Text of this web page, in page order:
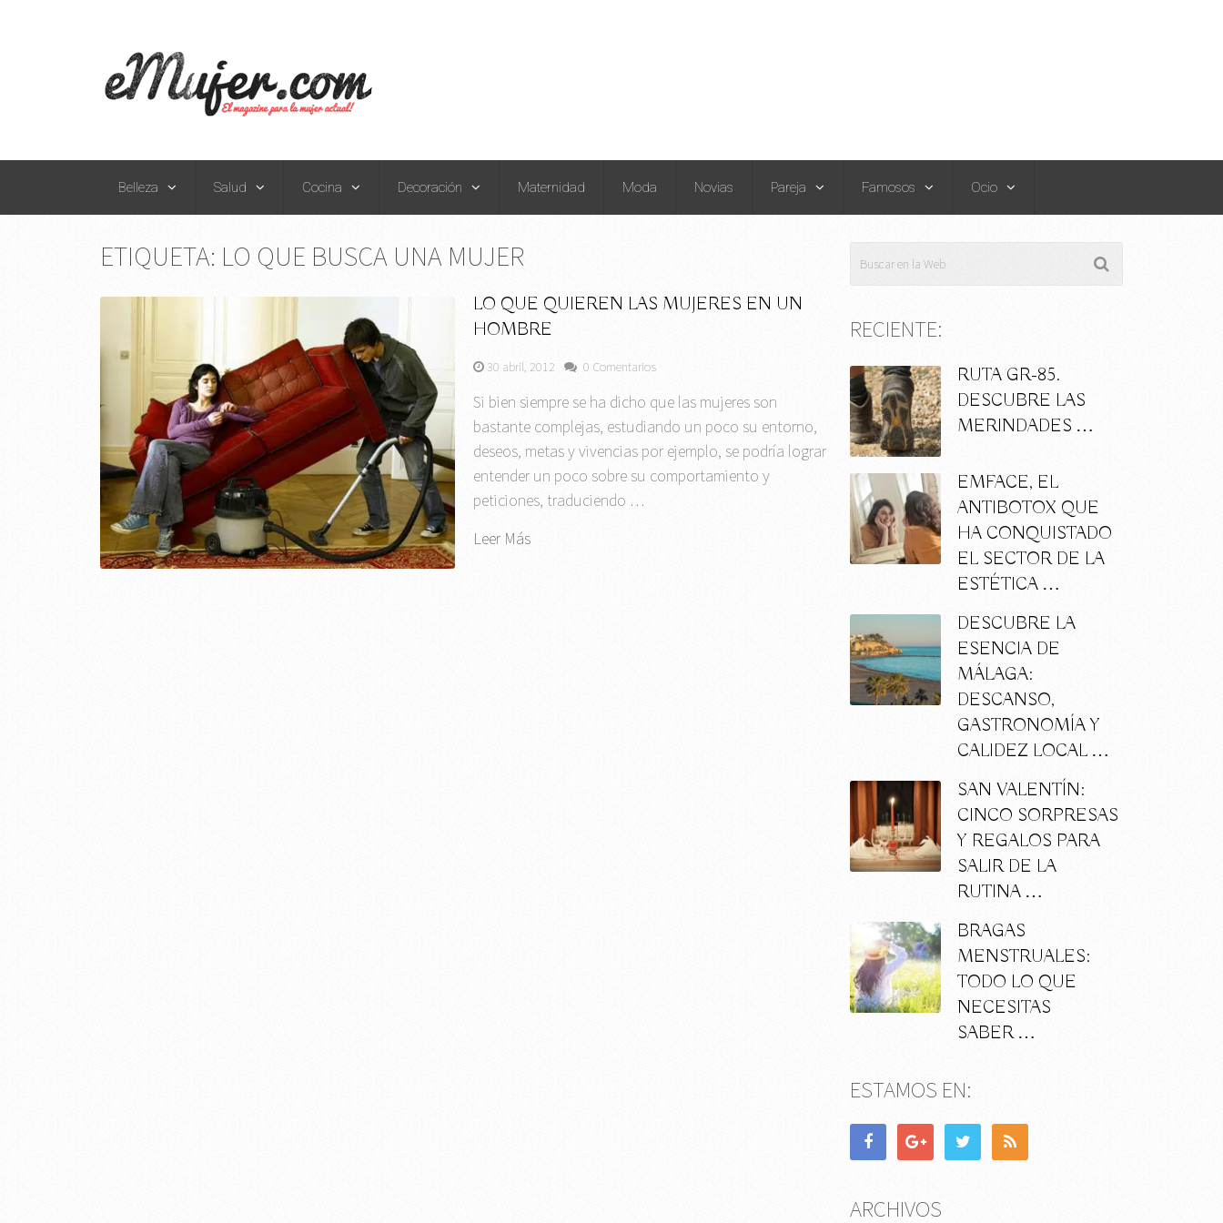
Belleza Salud Cocina Decoración Maternidad Moda Novias Pareja Famosos Ocio
ETIQUETA: LO QUE BUSCA UNA MUJER
LO QUE QUIEREN LAS MUJERES EN UN
HOMBRE
30 abril, 2012 0 Comentarios
Si bien siempre se ha dicho que las mujeres son
bastante complejas, estudiando un poco su entorno,
deseos, metas y vivencias por ejemplo, se podría lograr
entender un poco sobre su comportamiento y
peticiones, traduciendo …
Leer Más
RECIENTE:
RUTA GR-85.
DESCUBRE LAS
MERINDADES …
EMFACE, EL
ANTIBOTOX QUE
HA CONQUISTADO
EL SECTOR DE LA
ESTÉTICA …
DESCUBRE LA
ESENCIA DE
MÁLAGA:
DESCANSO,
GASTRONOMÍA Y
CALIDEZ LOCAL …
SAN VALENTÍN:
CINCO SORPRESAS
Y REGALOS PARA
SALIR DE LA
RUTINA …
BRAGAS
MENSTRUALES:
TODO LO QUE
NECESITAS
SABER …
ESTAMOS EN:
ARCHIVOS